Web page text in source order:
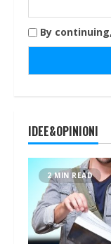
By
IDEE&OPINIONI
2 MIN READ